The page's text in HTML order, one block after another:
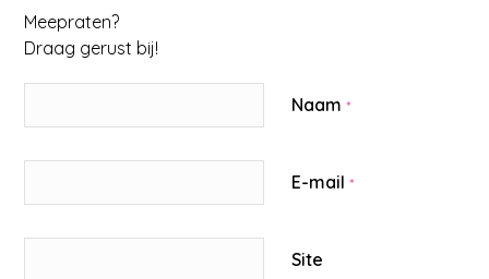
Meepraten?
Draag gerust bij!
Naam*
E-mail*
Site